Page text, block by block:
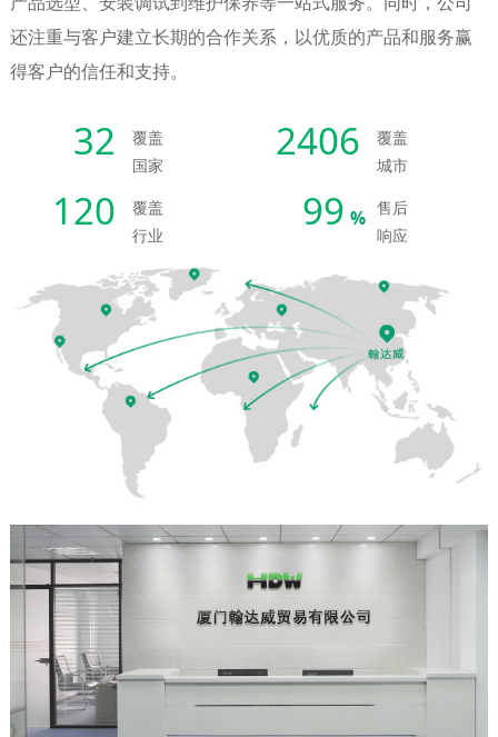
还注重与客户建立长期的合作关系，以优质的产品和服务赢
得客户的信任和支持。
32
覆盖
国家
2406
覆盖
城市
120
覆盖
行业
99 % 售后
响应